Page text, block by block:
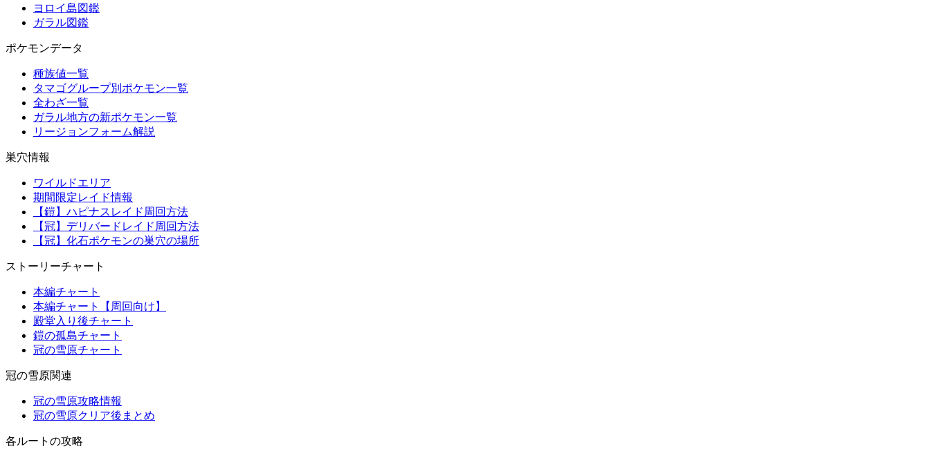
ヨロイ島図鑑
ガラル図鑑
ポケモンデータ
種族値一覧
タマゴグループ別ポケモン一覧
全わざ一覧
ガラル地方の新ポケモン一覧
リージョンフォーム解説
巣穴情報
ワイルドエリア
期間限定レイド情報
【鎧】ハピナスレイド周回方法
【冠】デリバードレイド周回方法
【冠】化石ポケモンの巣穴の場所
ストーリーチャート
本編チャート
本編チャート【周回向け】
殿堂入り後チャート
鎧の孤島チャート
冠の雪原チャート
冠の雪原関連
冠の雪原攻略情報
冠の雪原クリア後まとめ
各ルートの攻略